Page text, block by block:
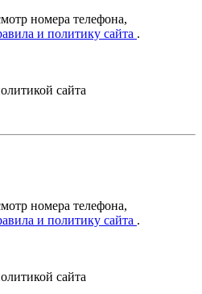
номера телефона,
и политику сайта .
сайта
номера телефона,
и политику сайта .
сайта